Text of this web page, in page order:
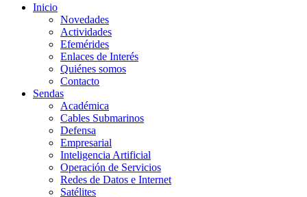
Inicio
Novedades
Actividades
Efemérides
Enlaces de Interés
Quiénes somos
Contacto
Sendas
Académica
Cables Submarinos
Defensa
Empresarial
Inteligencia Artificial
Operación de Servicios
Redes de Datos e Internet
Satélites